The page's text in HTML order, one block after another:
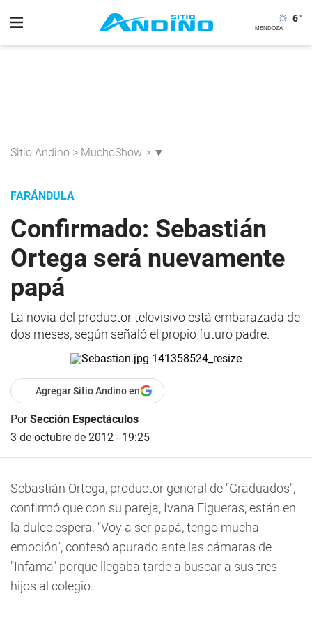
6°
Sitio Andino > MuchoShow > ▼
FARÁNDULA
Confirmado: Sebastián
Ortega será nuevamente
papá
La novia del productor televisivo está embarazada de
dos meses, según señaló el propio futuro padre.
Agregar Sitio Andino en
PorSección Espectáculos
3 de octubre de 2012 - 19:25
Sebastián Ortega, productor general de "Graduados",
confirmó que con su pareja, Ivana Figueras, están en
la dulce espera. "Voy a ser papá, tengo mucha
emoción", confesó apurado ante las cámaras de
"Infama" porque llegaba tarde a buscar a sus tres
hijos al colegio.